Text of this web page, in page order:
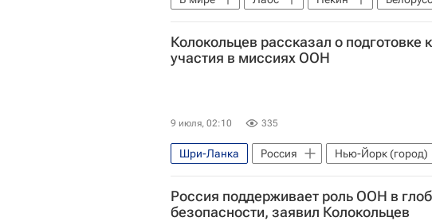
Колокольцев рассказал о подготовке
участия в миссиях ООН
9 июля, 02:10 335
Шри-Ланка Россия Нью-Йорк (город)
В мире
Россия поддерживает роль ООН в
безопасности, заявил Колокольцев